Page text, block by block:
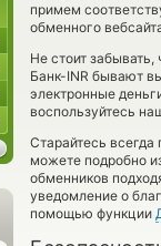
примем
обменного
Не стоит
Банк-INR бывают
электронные
воспользуйтесь
Старайтесь
можете подробно
обменников
уведомление о
помощью функции